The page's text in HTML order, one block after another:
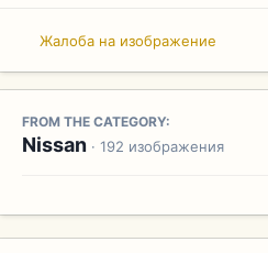
Жалоба на изображение
FROM THE CATEGORY:
Nissan · 192 изображения